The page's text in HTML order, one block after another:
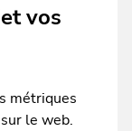
vos
métriques
le web.